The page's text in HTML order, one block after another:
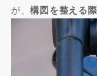
が、構図を整える